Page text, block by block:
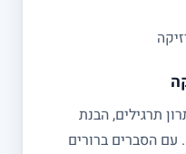
תרגילים, הבנת
עם הסברים ברורים